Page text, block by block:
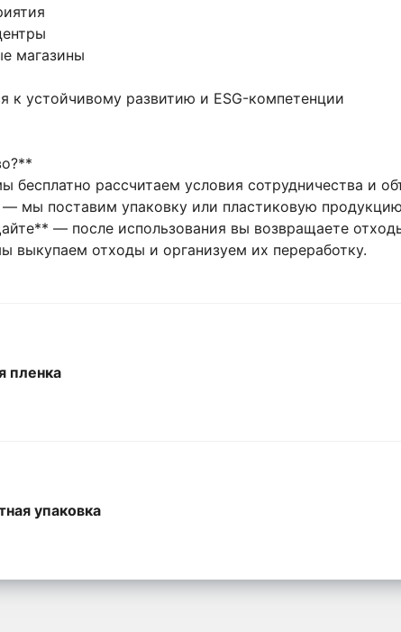
магазины
к устойчивому развитию и ESG-компетенции
рассчитаем условия сотрудничества и
мы поставим упаковку или пластиковую
— после использования вы возвращаете
отходы и организуем их переработку.
пленка
упаковка